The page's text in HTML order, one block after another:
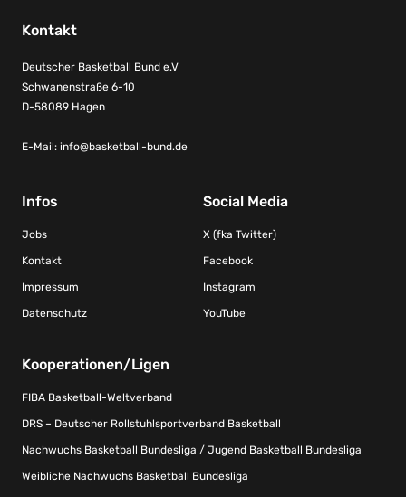
Kontakt
Deutscher Basketball Bund e.V
Schwanenstraße 6-10
D-58089 Hagen
E-Mail: info@basketball-bund.de
Infos
Jobs
Kontakt
Impressum
Datenschutz
Social Media
X (fka Twitter)
Facebook
Instagram
YouTube
Kooperationen/Ligen
FIBA Basketball-Weltverband
DRS – Deutscher Rollstuhlsportverband Basketball
Nachwuchs Basketball Bundesliga / Jugend Basketball Bundesliga
Weibliche Nachwuchs Basketball Bundesliga